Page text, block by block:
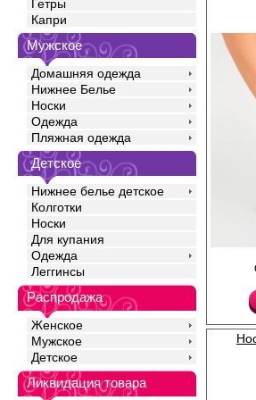
Гетры
Капри
Мужское
Домашняя одежда
Нижнее Белье
Носки
Одежда
Пляжная одежда
Детское
Нижнее белье детское
Колготки
Носки
Для купания
Одежда
Леггинсы
Распродажа
Женское
Мужское
Детское
Ликвидация товара
Женские
носочки из
натурального хлопка
полиамида и
оттенков.
обеспечивает
волокна добавляют
сохраняя форму даже
носки и
эластану носочки не
сдавливают кожу.